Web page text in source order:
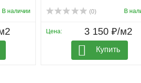
В наличии (0) В
Цена: 3 150 ₽/м2
Купить